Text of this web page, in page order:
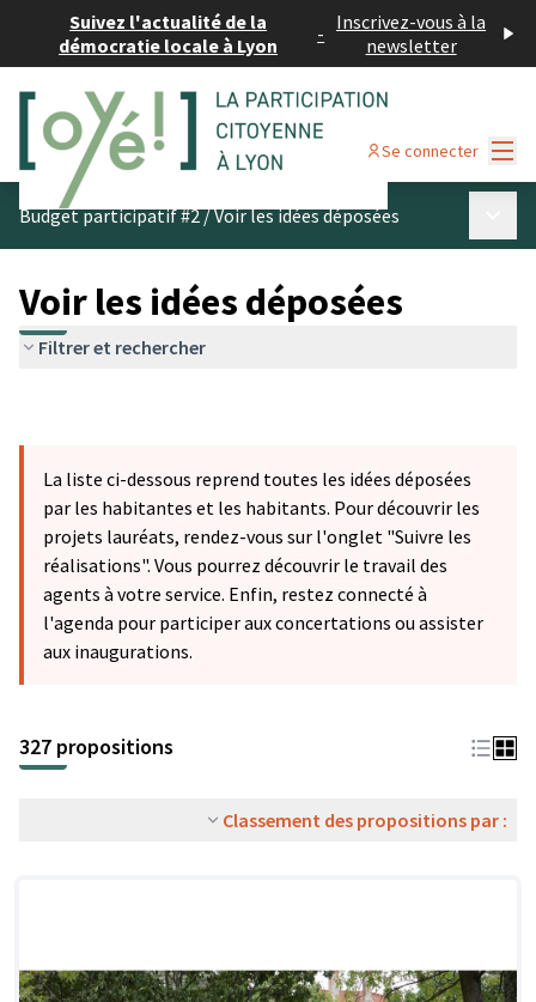
Suivez l'actualité de la
démocratie locale à Lyon
- Inscrivez-vous à la
newsletter
Se connecter
Budget participatif #2/Voir les idées déposées
Voir les idées déposées
Filtrer et rechercher
La liste ci-dessous reprend toutes les idées déposées
par les habitantes et les habitants. Pour découvrir les
projets lauréats, rendez-vous sur l'onglet "Suivre les
réalisations". Vous pourrez découvrir le travail des
agents à votre service. Enfin, restez connecté à
l'agenda pour participer aux concertations ou assister
aux inaugurations.
327 propositions
Classement des propositions par :